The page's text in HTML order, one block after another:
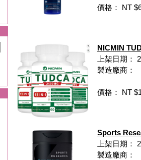
價格： NT
NICMIN
上架日期：
製造廠商：
價格： NT
Sports
上架日期：
製造廠商：